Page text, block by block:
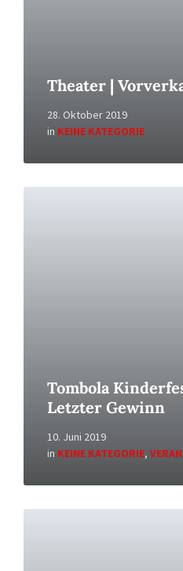
Theater |
28. Oktober 2019
in KEINE KATEGORIE
Tombola
Letzter Gewinn
10. Juni 2019
in KEINE KATEGORIE,